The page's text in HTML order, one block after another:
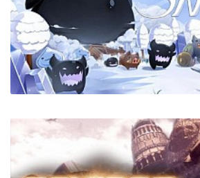
Killer Is Dead: Nightmare